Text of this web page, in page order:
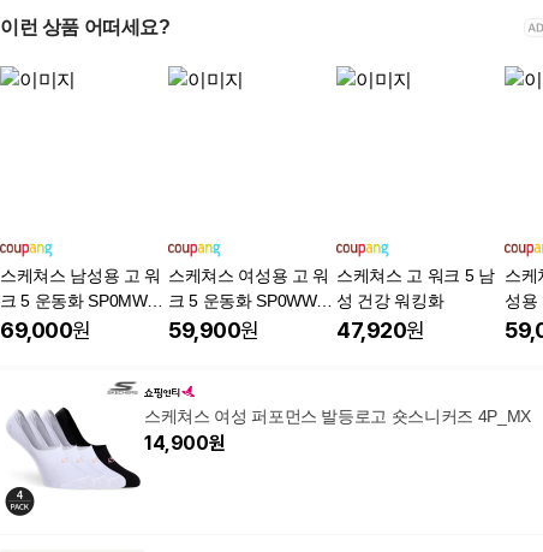
이런 상품 어떠세요?
스케쳐스 남성용 고 워
크 5 운동화 SP0MWC
DX07
69,000원
스케쳐스 여성용 고 워
크 5 운동화 SP0WW22
Y20
59,900원
스케쳐스 고 워크 5 남
성 건강 워킹화
47,920원
스케
성용
5500
스케쳐스 여성 퍼포먼스 발등로고 숏스니커즈 4P_MX
14,900원